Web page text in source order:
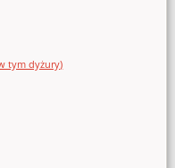
tym dyżury)